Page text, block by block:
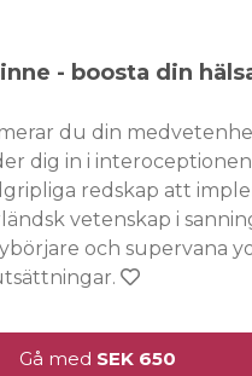
- boosta din
du din
dig in i
redskap att
vetenskap i
och supervana
Gå med SEK 650